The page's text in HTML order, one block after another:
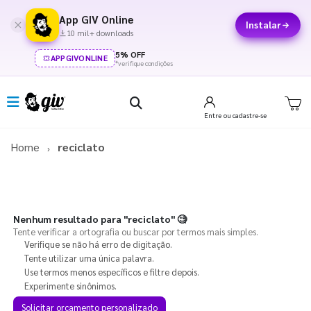
App GIV Online
10 mil+ downloads
Instalar
APPGIVONLINE 5% OFF
*verifique condições
Entre ou cadastre-se
Home reciclato
Nenhum resultado para "reciclato"🧐
Tente verificar a ortografia ou buscar por termos mais simples.
Verifique se não há erro de digitação.
Tente utilizar uma única palavra.
Use termos menos específicos e filtre depois.
Experimente sinônimos.
Solicitar orçamento personalizado